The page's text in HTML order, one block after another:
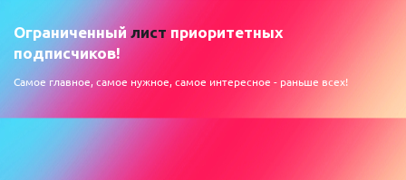
Ограниченный лист приоритетных
подписчиков!
Самое главное, самое нужное, самое интересное - раньше всех!